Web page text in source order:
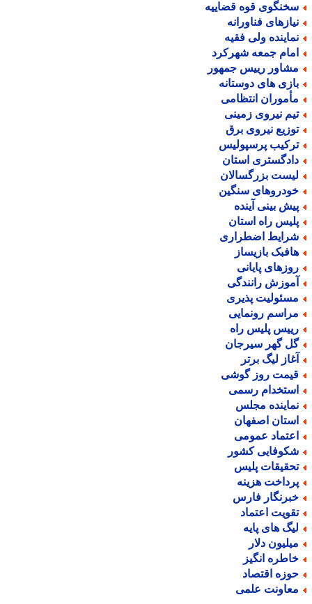
قوه قضاییه
فناورانه
ولی فقیه
جمعه شهرکرد
رییس جمهور
های دوستانه
انتظامی
نیروی زمینی
نیروی برق
پرسپولیس
استان
بزرگسالان
سنگین
بینی آینده
راه استان
اضطراری
بازیساز
پایانی
رانندگی
پذیری
رونمایی
پلیس راه
گهر سیرجان
لیگ برتر
روز گوشی
رسمی
مجلس
اصفهان
عمومی
کشور
پلیس
هزینه
فارس
اعتماد
های پایه
دلار
انگیز
اقتصاد
علمی